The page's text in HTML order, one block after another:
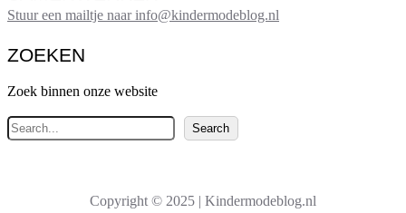
Stuur een mailtje naar info@kindermodeblog.nl
ZOEKEN
Zoek binnen onze website
Z
o
Search
Copyright © 2025 | Kindermodeblog.nl